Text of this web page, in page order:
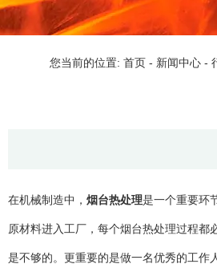
您当前的位置: 首页 - 新闻中心 -
在机械制造中， 烟台热处理是一个重要环
原材料进入工厂，每个烟台热处理过程
是不够的。更重要的是做一名优秀的工作